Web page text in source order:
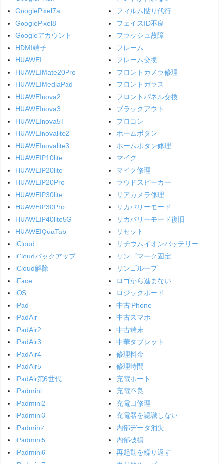
GooglePixel7a
GooglePixel8
Googleアカウント
HDMI端子
HUAWEI
HUAWEIMate20Pro
HUAWEIMediaPad
HUAWEInova2
HUAWEInova3
HUAWEInova5T
HUAWEInovalite2
HUAWEInovalite3
HUAWEIP10lite
HUAWEIP20lite
HUAWEIP20Pro
HUAWEIP30lite
HUAWEIP30Pro
HUAWEIP40lite5G
HUAWEIQuaTab
iCloud
iCloudバックアップ
iCloud解除
iFace
iOS
iPad
iPadAir
iPadAir2
iPadAir3
iPadAir4
iPadAir5
iPadAir第6世代
iPadmini
iPadmini2
iPadmini3
iPadmini4
iPadmini5
iPadmini6
フィルム貼り代行
フェイスID不良
フラッシュ故障
フレーム
フレーム交換
フロントカメラ修理
フロントガラス
フロントパネル交換
ブラックアウト
プロコン
ホームボタン
ホームボタン修理
マイク
マイク修理
ラウドスピーカー
リアカメラ修理
リカバリーモード
リカバリーモード復旧
リセット
リチウムイオンバッテリー
リンゴマーク固定
リンゴループ
ロゴから進まない
ロジックボード
中古iPhone
中古スマホ
中古端末
中華タブレット
修理料金
修理時間
充電ポート
充電不良
充電口修理
充電器を認識しない
内部データ消失
内部破損
再起動を繰り返す